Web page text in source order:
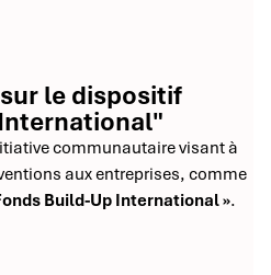
le dispositif
communautaire visant à
aux entreprises, comme
Build-Up International ».